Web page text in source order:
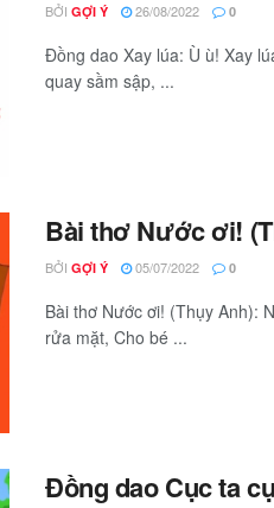
BỞI GỢI Ý 26/08/2022 0
Đồng dao Xay lúa: Ù ù! Xay
quay sầm sập, ...
Bài thơ Nước ơi!
BỞI GỢI Ý 05/07/2022 0
Bài thơ Nước ơi! (Thụy Anh):
rửa mặt, Cho bé ...
Đồng dao Cục ta